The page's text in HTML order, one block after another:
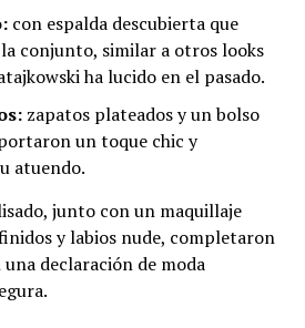
con espalda descubierta que
conjunto, similar a otros looks
ha lucido en el pasado.
zapatos plateados y un bolso
un toque chic y
atuendo.
junto con un maquillaje
y labios nude, completaron
declaración de moda